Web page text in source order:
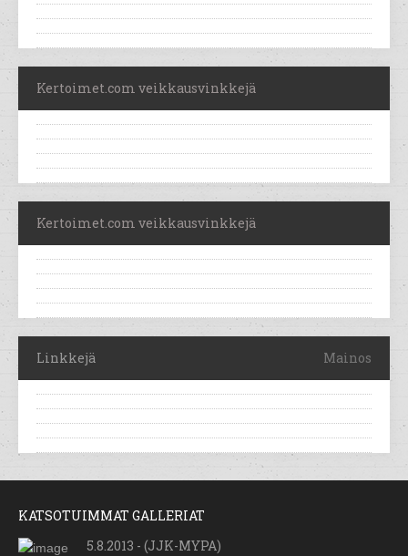
Kertoimet.com veikkausvinkkejä
Kertoimet.com veikkausvinkkejä
Linkkejä Mainos
KATSOTUIMMAT GALLERIAT
5.8.2013 - (JJK-MYPA)